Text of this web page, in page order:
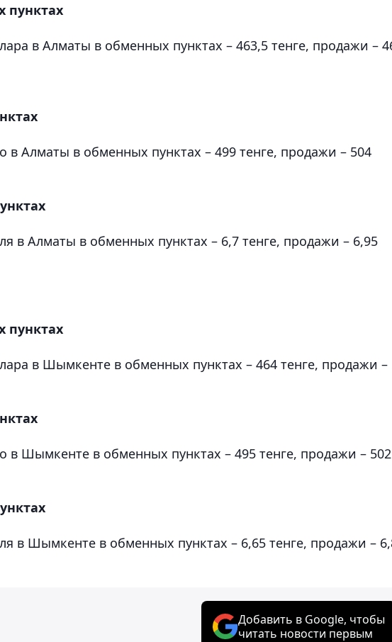
пунктах
в Алматы в обменных пунктах – 463,5 тенге, продажи –
в Алматы в обменных пунктах – 499 тенге, продажи – 504
в Алматы в обменных пунктах – 6,7 тенге, продажи – 6,95
пунктах
в Шымкенте в обменных пунктах – 464 тенге, продажи –
в Шымкенте в обменных пунктах – 495 тенге, продажи – 502
в Шымкенте в обменных пунктах – 6,65 тенге, продажи –
Добавить в Google, чтобы
читать новости первым